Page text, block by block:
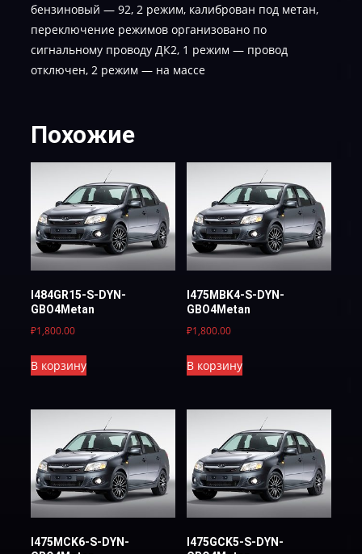
бензиновый — 92, 2 режим, калиброван под метан,
переключение режимов организовано по
сигнальному проводу ДК2, 1 режим — провод
отключен, 2 режим — на массе
Похожие
I484GR15-S-DYN-
GBO4Metan
₽1,800.00
В корзину
I475MBK4-S-DYN-
GBO4Metan
₽1,800.00
В корзину
I475MCK6-S-DYN-
I475GCK5-S-DYN-